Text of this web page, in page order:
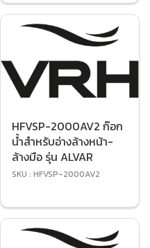
HFVSP-2000AV2 ก๊อก
น้ำสำหรับอ่างล้างหน้า-
ล้างมือ รุ่น ALVAR
SKU : HFVSP-2000AV2